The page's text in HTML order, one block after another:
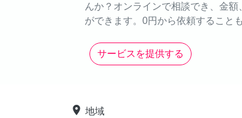
んか？オンラインで相談でき、金
ができます。0円から依頼すること
サービスを提供する
place 地域